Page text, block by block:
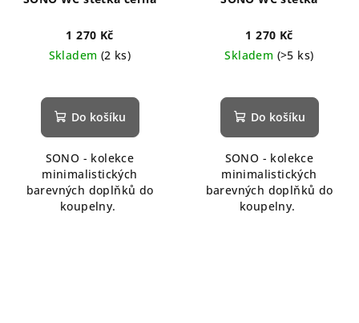
1 270 Kč
Skladem (2 ks)
Do košíku
SONO - kolekce
minimalistických
barevných doplňků do
koupelny.
1 270 Kč
Skladem (>5 ks)
Do košíku
SONO - kolekce
minimalistických
barevných doplňků do
koupelny.